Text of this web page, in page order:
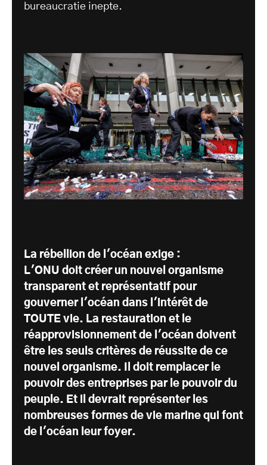
bureaucratie inepte.
La rébellion de l'océan exige :
L'ONU doit créer un nouvel organisme
transparent et représentatif pour
gouverner l'océan dans l'intérêt de
TOUTE vie. La restauration et le
réapprovisionnement de l'océan doivent
être les seuls critères de réussite de ce
nouvel organisme. Il doit remplacer le
pouvoir des entreprises par le pouvoir du
peuple. Et il devrait représenter les
nombreuses formes de vie marine qui font
de l'océan leur foyer.